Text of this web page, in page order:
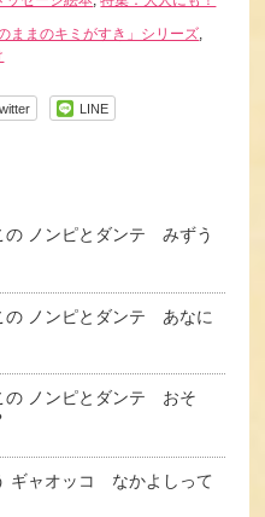
のままのキミがすき」シリーズ,
LINE
の ノンピとダンテ みずう
の ノンピとダンテ あなに
の ノンピとダンテ おそ
ギャオッコ なかよしって